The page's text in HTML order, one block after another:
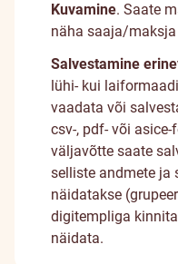
Kuvamine. Saate
näha saaja/
Salvestamine
lühi- kui
vaadata või
csv-, pdf- või
väljavõtte saate
selliste andmete ja
näidatakse
digitempliga
näidata.